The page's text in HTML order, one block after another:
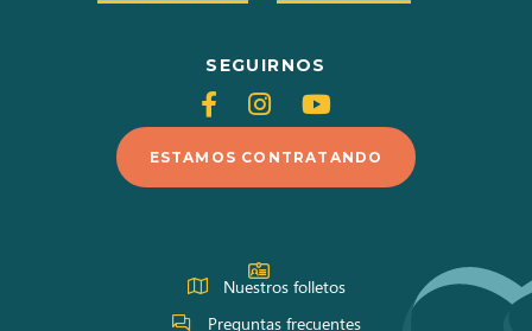
SEGUIRNOS
Siganos
en
Facebook
Siganos
en
Instagram
Siganos
en
Youtube
ESTAMOS CONTRATANDO
Nuestros folletos
Preguntas frecuentes